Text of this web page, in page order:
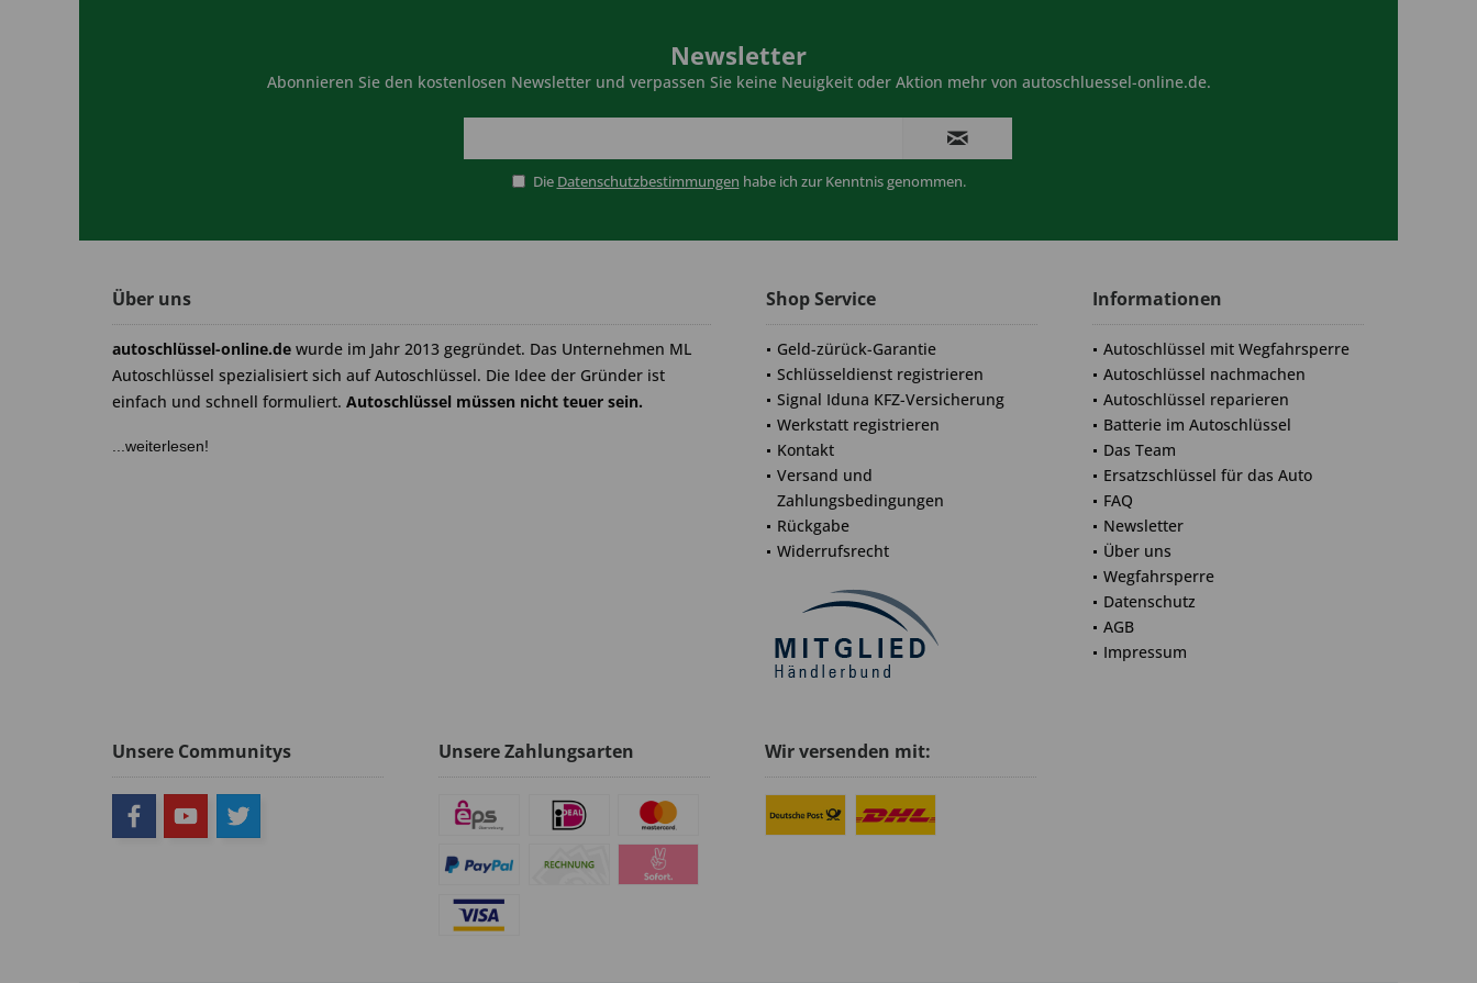
Newsletter
Abonnieren Sie den kostenlosen Newsletter und verpassen Sie keine Neuigkeit oder Aktion mehr von autoschluessel-online.de.
Die Datenschutzbestimmungen habe ich zur Kenntnis genommen.
Über uns
autoschlüssel-online.de wurde im Jahr 2013 gegründet. Das Unternehmen ML
Autoschlüssel spezialisiert sich auf Autoschlüssel. Die Idee der Gründer ist
einfach und schnell formuliert. Autoschlüssel müssen nicht teuer sein.
...weiterlesen!
Shop Service
Geld-zürück-Garantie
Schlüsseldienst registrieren
Signal Iduna KFZ-Versicherung
Werkstatt registrieren
Kontakt
Versand und
Zahlungsbedingungen
Rückgabe
Widerrufsrecht
Informationen
Autoschlüssel mit Wegfahrsperre
Autoschlüssel nachmachen
Autoschlüssel reparieren
Batterie im Autoschlüssel
Das Team
Ersatzschlüssel für das Auto
FAQ
Newsletter
Über uns
Wegfahrsperre
Datenschutz
AGB
Impressum
Unsere Communitys Unsere Zahlungsarten Wir versenden mit: